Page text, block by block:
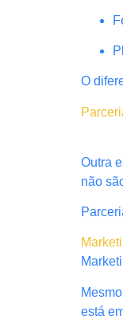
O
Outra
não
está